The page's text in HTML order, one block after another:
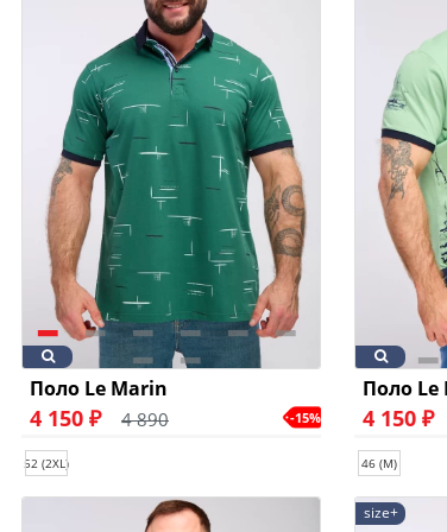
Поло Le Marin
4 150 ₽ 4 890 -15%
52 (2XL)
Поло Le
4 150 ₽
46 (M)
size+